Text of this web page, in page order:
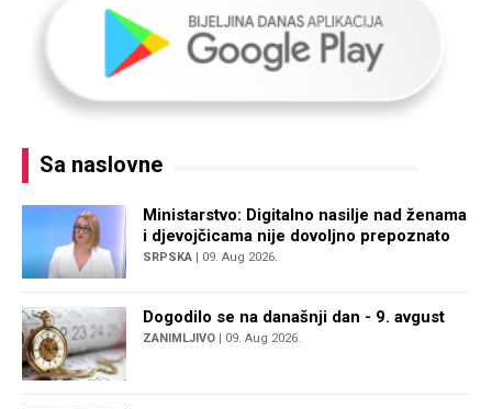
Sa naslovne
Ministarstvo: Digitalno nasilje nad ženama
i djevojčicama nije dovoljno prepoznato
SRPSKA | 09. Aug 2026.
Dogodilo se na današnji dan - 9. avgust
ZANIMLJIVO | 09. Aug 2026.